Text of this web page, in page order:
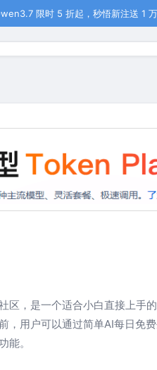
限时 5 折起，秒悟新注送 1
区，是一个适合小白直接上手
，用户可以通过简单AI每日免
能。